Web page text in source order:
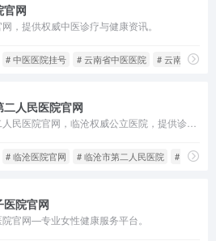
官网
，提供权威中医诊疗与健康资讯。
# 中医医院挂号 # 云南省中医医院 # 云南省医院
人民医院官网
# 临沧医院官网 # 临沧市第二人民医院 # 临沧市
院官网
官网—专业女性健康服务平台。